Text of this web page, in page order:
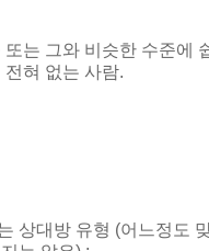
또는 그와 비슷한 수준에
전혀 없는 사람.
상대방 유형 (어느정도